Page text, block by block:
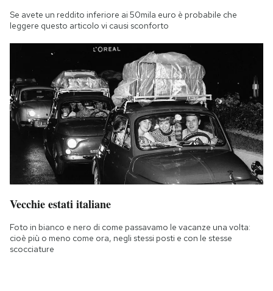
Se avete un reddito inferiore ai 50mila euro è probabile che
leggere questo articolo vi causi sconforto
Vecchie estati italiane
Foto in bianco e nero di come passavamo le vacanze una volta:
cioè più o meno come ora, negli stessi posti e con le stesse
scocciature